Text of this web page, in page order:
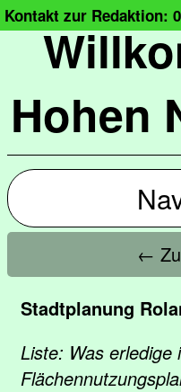
Hohen
Kontakt zur Redaktion:
←
Stadtplanung
Liste: Was erledige